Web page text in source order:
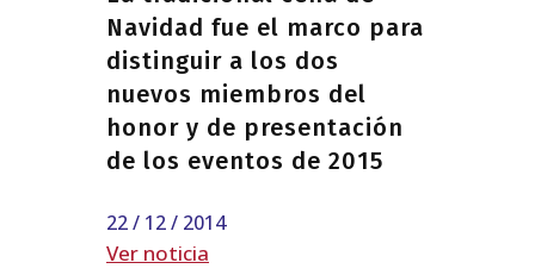
Navidad fue el marco para
distinguir a los dos
nuevos miembros del
honor y de presentación
de los eventos de 2015
22 / 12 / 2014
Ver noticia